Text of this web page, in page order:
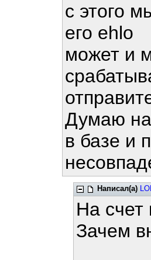
с этого
его ehlo
может и
Думаю
в базе и
Написал(а)
На счет
Зачем